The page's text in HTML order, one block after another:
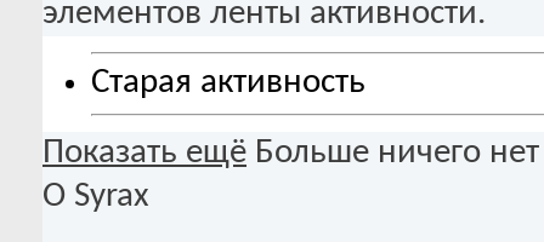
элементов ленты активности.
Старая активность
Показать ещё Больше ничего нет
О Syrax